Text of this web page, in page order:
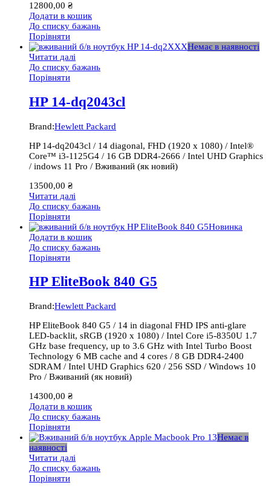
12800,00 ₴
Додати в кошик
До списку бажань
Порівняти
Немає в наявності
Читати далі
До списку бажань
Порівняти
HP 14-dq2043cl
Brand:Hewlett Packard
HP 14-dq2043cl / 14 diagonal, FHD (1920 x 1080) / Intel®
Core™ i3-1125G4 / 16 GB DDR4-2666 / Intel UHD Graphics
/ indows 11 Pro / Вживаний (як новий)
13500,00 ₴
Читати далі
До списку бажань
Порівняти
Новинка
Додати в кошик
До списку бажань
Порівняти
HP EliteBook 840 G5
Brand:Hewlett Packard
HP EliteBook 840 G5 / 14 in diagonal FHD IPS anti-glare
LED-backlit, sRGB (1920 x 1080) / Intel Core i5-8350U 1.7
GHz base frequency, up to 3.6 GHz with Intel Turbo Boost
Technology 6 MB cache and 4 cores / 8 GB DDR4-2400
SDRAM / Intel UHD Graphics 620 / 256 SSD / Windows 10
Pro / Вживаний (як новий)
14300,00 ₴
Додати в кошик
До списку бажань
Порівняти
Немає в
наявності
Читати далі
До списку бажань
Порівняти